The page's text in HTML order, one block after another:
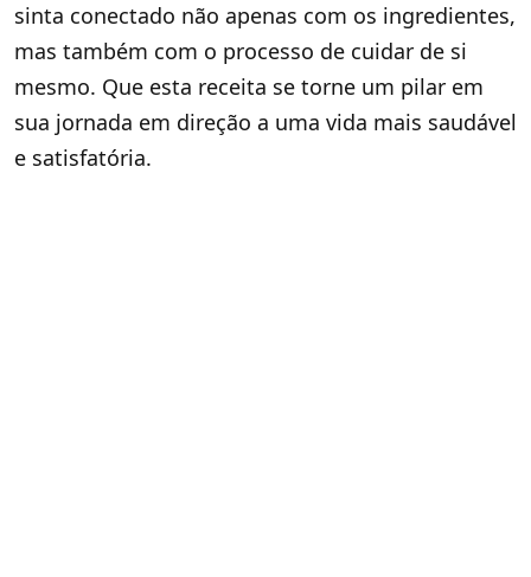
sinta conectado não apenas com os ingredientes,
mas também com o processo de cuidar de si
mesmo. Que esta receita se torne um pilar em
sua jornada em direção a uma vida mais saudável
e satisfatória.